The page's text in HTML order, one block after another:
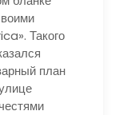
Такого
план